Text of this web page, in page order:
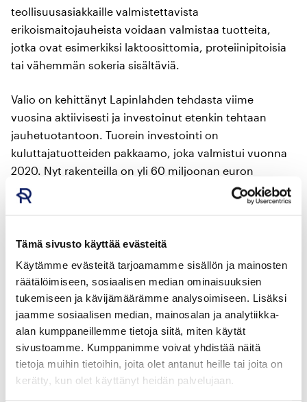
Tämä sivusto käyttää evästeitä
Käytämme evästeitä tarjoamamme sisällön ja mainosten
räätälöimiseen, sosiaalisen median ominaisuuksien
tukemiseen ja kävijämäärämme analysoimiseen. Lisäksi
jaamme sosiaalisen median, mainosalan ja analytiikka-
alan kumppaneillemme tietoja siitä, miten käytät
sivustoamme. Kumppanimme voivat yhdistää näitä
tietoja muihin tietoihin, joita olet antanut heille tai joita on
kerätty, kun olet käyttänyt heidän palvelujaan.
teollisuusasiakkaille valmistettavista
erikoismaitojauheista voidaan valmistaa tuotteita,
jotka ovat esimerkiksi laktoosittomia, proteiinipitoisia
tai vähemmän sokeria sisältäviä.
Valio on kehittänyt Lapinlahden tehdasta viime
vuosina aktiivisesti ja investoinut etenkin tehtaan
jauhetuotantoon. Tuorein investointi on
kuluttajatuotteiden pakkaamo, joka valmistui vuonna
2020. Nyt rakenteilla on yli 60 miljoonan euron
investointi Lapinlahden tehtaan
juustonvalmistusprosessiin. Uusi tuotantolinja otetaan
Juustoja tehdään kotimaan markkinoille ja myös
vientiin esimerkiksi Keski-Eurooppaan ja
Yhdysvaltoihin. Lapinlahden tehtaalla valmistetaan
myös maitojauheita suurelta osalta vientiin: Kiinaan
ja Kaakkois-Aasiaan.
Valiolla on käynnissä myös 70 miljoonan euron
investointi Seinäjoella. Seinäjoella valmistuvat muun